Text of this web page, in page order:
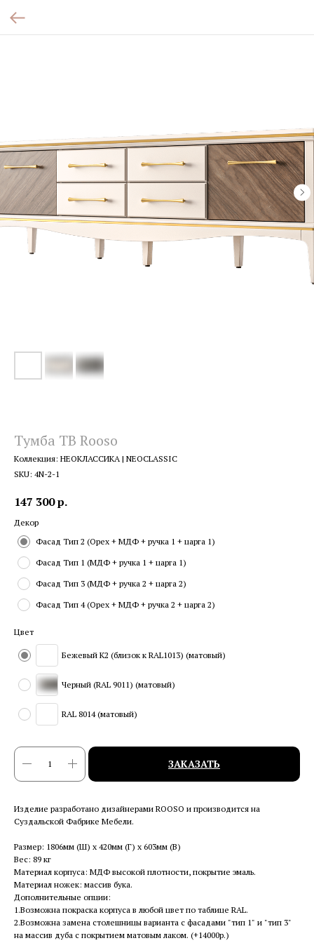
Тумба ТВ Rooso
Коллекция: НЕОКЛАССИКА | NEOCLASSIC
SKU: 4N-2-1
147 300р.
Декор
Фасад Тип 2 (Орех + МДФ + ручка 1 + царга 1)
Фасад Тип 1 (МДФ + ручка 1 + царга 1)
Фасад Тип 3 (МДФ + ручка 2 + царга 2)
Фасад Тип 4 (Орех + МДФ + ручка 2 + царга 2)
Цвет
Бежевый K2 (близок к RAL1013) (матовый)
Черный (RAL 9011) (матовый)
RAL 8014 (матовый)
ЗАКАЗАТЬ
Изделие разработано дизайнерами ROOSO и производится на
Суздальской Фабрике Мебели.
Размер: 1806мм (Ш) x 420мм (Г) x 603мм (В)
Вес: 89 кг
Материал корпуса: МДФ высокой плотности, покрытие эмаль.
Материал ножек: массив бука.
Дополнительные опции:
1.Возможна покраска корпуса в любой цвет по таблице RAL.
2.Возможна замена столешницы варианта с фасадами "тип 1" и "тип 3"
на массив дуба с покрытием матовым лаком. (+14000р.)